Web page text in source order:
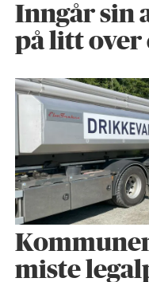
Inngår sin
på litt over
miste